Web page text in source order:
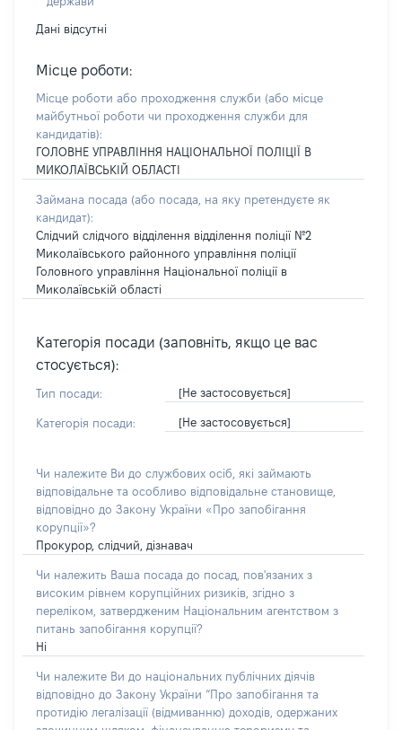
Дані відсутні
Місце роботи:
Місце роботи або проходження служби (або місце
майбутньої роботи чи проходження служби для
кандидатів):
ГОЛОВНЕ УПРАВЛІННЯ НАЦІОНАЛЬНОЇ ПОЛІЦІЇ В
МИКОЛАЇВСЬКІЙ ОБЛАСТІ
Займана посада (або посада, на яку претендуєте як
кандидат):
Слідчий слідчого відділення відділення поліції №2
Миколаївського районного управління поліції
Головного управління Національної поліції в
Миколаївській області
Категорія посади (заповніть, якщо це вас
стосується):
Тип посади: [Не застосовується]
Категорія посади: [Не застосовується]
Чи належите Ви до службових осіб, які займають
відповідальне та особливо відповідальне становище,
відповідно до Закону України «Про запобігання
корупції»?
Прокурор, слідчий, дізнавач
Чи належить Ваша посада до посад, пов'язаних з
високим рівнем корупційних ризиків, згідно з
переліком, затвердженим Національним агентством з
питань запобігання корупції?
Ні
Чи належите Ви до національних публічних діячів
відповідно до Закону України “Про запобігання та
протидію легалізації (відмиванню) доходів, одержаних